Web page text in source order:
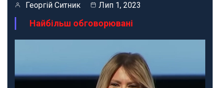
Георгій Ситник Лип 1, 2023
Найбільш обговорювані